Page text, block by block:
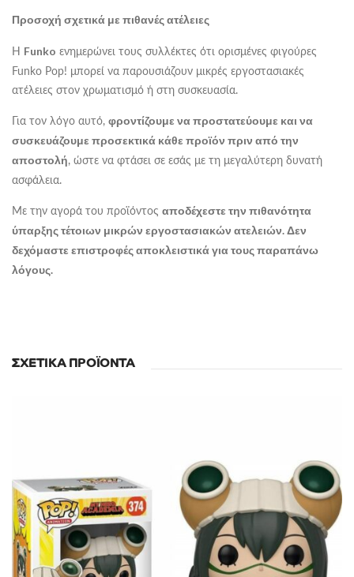
Προσοχή σχετικά με πιθανές ατέλειες
Η Funko ενημερώνει τους συλλέκτες ότι ορισμένες φιγούρες
Funko Pop! μπορεί να παρουσιάζουν μικρές εργοστασιακές
ατέλειες στον χρωματισμό ή στη συσκευασία.
Για τον λόγο αυτό, φροντίζουμε να προστατεύουμε και να
συσκευάζουμε προσεκτικά κάθε προϊόν πριν από την
αποστολή, ώστε να φτάσει σε εσάς με τη μεγαλύτερη δυνατή
ασφάλεια.
Με την αγορά του προϊόντος αποδέχεστε την πιθανότητα
ύπαρξης τέτοιων μικρών εργοστασιακών ατελειών. Δεν
δεχόμαστε επιστροφές αποκλειστικά για τους παραπάνω
λόγους.
ΣΧΕΤΙΚΆ ΠΡΟΪΌΝΤΑ